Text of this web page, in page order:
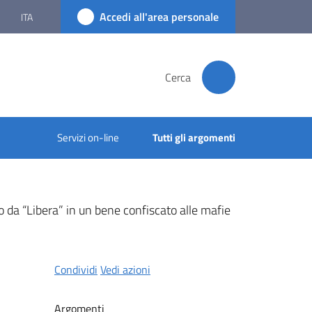
ITA Accedi all'area personale
Cerca
Servizi on-line Tutti gli argomenti
“Libera” in un bene confiscato alle mafie
Condividi Vedi azioni
Argomenti